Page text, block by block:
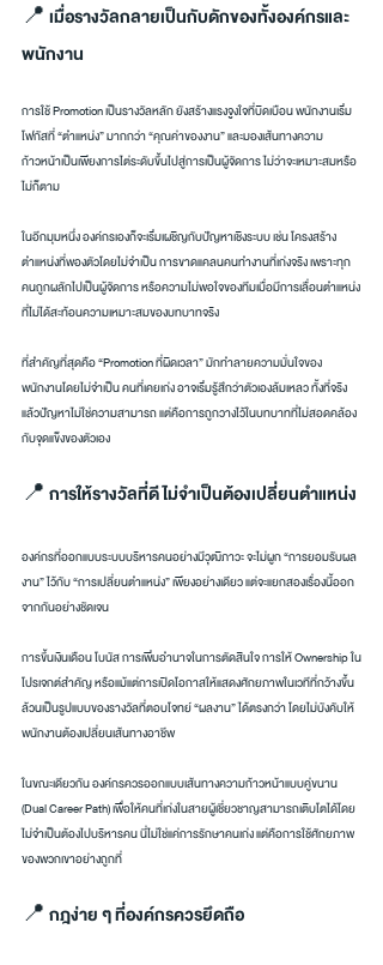
📍 เมื่อรางวัลกลายเป็นกับดักของทั้งองค์กรและ
พนักงาน
การใช้ Promotion เป็นรางวัลหลัก ยังสร้างแรงจูงใจที่บิดเบือน พนักงานเริ่ม
โฟกัสที่ “ตำแหน่ง” มากกว่า “คุณค่าของงาน” และมองเส้นทางความ
ก้าวหน้าเป็นเพียงการไต่ระดับขึ้นไปสู่การเป็นผู้จัดการ ไม่ว่าจะเหมาะสมหรือ
ไม่ก็ตาม
ในอีกมุมหนึ่ง องค์กรเองก็จะเริ่มเผชิญกับปัญหาเชิงระบบ เช่น โครงสร้าง
ตำแหน่งที่พองตัวโดยไม่จำเป็น การขาดแคลนคนทำงานที่เก่งจริง เพราะทุก
คนถูกผลักไปเป็นผู้จัดการ หรือความไม่พอใจของทีมเมื่อมีการเลื่อนตำแหน่ง
ที่ไม่ได้สะท้อนความเหมาะสมของบทบาทจริง
ที่สำคัญที่สุดคือ “Promotion ที่ผิดเวลา” มักทำลายความมั่นใจของ
พนักงานโดยไม่จำเป็น คนที่เคยเก่ง อาจเริ่มรู้สึกว่าตัวเองล้มเหลว ทั้งที่จริง
แล้วปัญหาไม่ใช่ความสามารถ แต่คือการถูกวางไว้ในบทบาทที่ไม่สอดคล้อง
กับจุดแข็งของตัวเอง
📍 การให้รางวัลที่ดี ไม่จำเป็นต้องเปลี่ยนตำแหน่ง
องค์กรที่ออกแบบระบบบริหารคนอย่างมีวุฒิภาวะ จะไม่ผูก “การยอมรับผล
งาน” ไว้กับ “การเปลี่ยนตำแหน่ง” เพียงอย่างเดียว แต่จะแยกสองเรื่องนี้ออก
จากกันอย่างชัดเจน
การขึ้นเงินเดือน โบนัส การเพิ่มอำนาจในการตัดสินใจ การให้ Ownership ใน
โปรเจกต์สำคัญ หรือแม้แต่การเปิดโอกาสให้แสดงศักยภาพในเวทีที่กว้างขึ้น
ล้วนเป็นรูปแบบของรางวัลที่ตอบโจทย์ “ผลงาน” ได้ตรงกว่า โดยไม่บังคับให้
พนักงานต้องเปลี่ยนเส้นทางอาชีพ
ในขณะเดียวกัน องค์กรควรออกแบบเส้นทางความก้าวหน้าแบบคู่ขนาน
(Dual Career Path) เพื่อให้คนที่เก่งในสายผู้เชี่ยวชาญสามารถเติบโตได้โดย
ไม่จำเป็นต้องไปบริหารคน นี่ไม่ใช่แค่การรักษาคนเก่ง แต่คือการใช้ศักยภาพ
ของพวกเขาอย่างถูกที่
📍 กฎง่าย ๆ ที่องค์กรควรยึดถือ